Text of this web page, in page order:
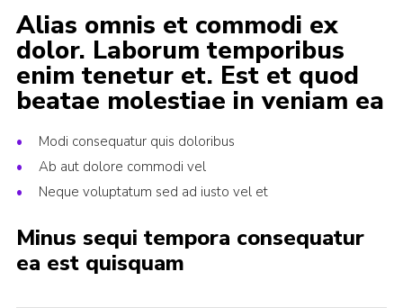
Alias omnis et commodi ex
dolor. Laborum temporibus
enim tenetur et. Est et quod
beatae molestiae in veniam ea
Modi consequatur quis doloribus
Ab aut dolore commodi vel
Neque voluptatum sed ad iusto vel et
Minus sequi tempora consequatur
ea est quisquam